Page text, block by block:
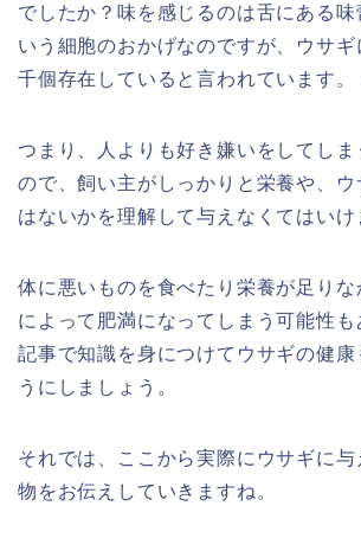
でしたか？味を感じるのは舌にある味
いう細胞のおかげなのですが、ウサ
千個存在していると言われています。
つまり、人よりも好き嫌いをしてしま
ので、飼い主がしっかりと栄養や、
はないかを理解して与えなくてはいけ
体に悪いものを食べたり栄養が足りな
によって肥満になってしまう可能性
記事で知識を身につけてウサギの健康
うにしましょう。
それでは、ここから実際にウサギに
物をお伝えしていきますね。